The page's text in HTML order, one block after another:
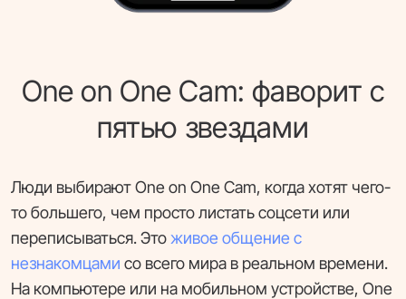
One on One Cam: фаворит с
пятью звездами
Люди выбирают One on One Cam, когда хотят чего-
то большего, чем просто листать соцсети или
переписываться. Этоживое общение с
незнакомцами со всего мира в реальном времени.
На компьютере или на мобильном устройстве, One